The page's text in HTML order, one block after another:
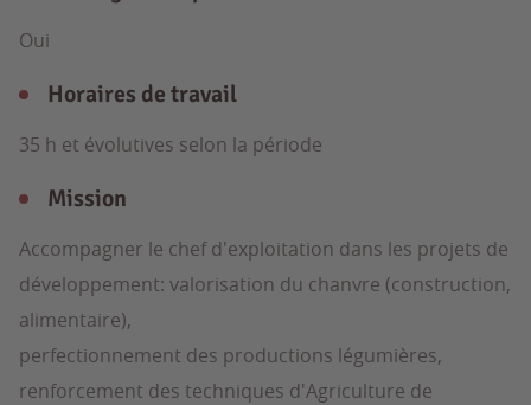
Oui
Horaires de travail
35 h et évolutives selon la période
Mission
Accompagner le chef d'exploitation dans les projets de
développement: valorisation du chanvre (construction,
alimentaire),
perfectionnement des productions légumières,
renforcement des techniques d'Agriculture de